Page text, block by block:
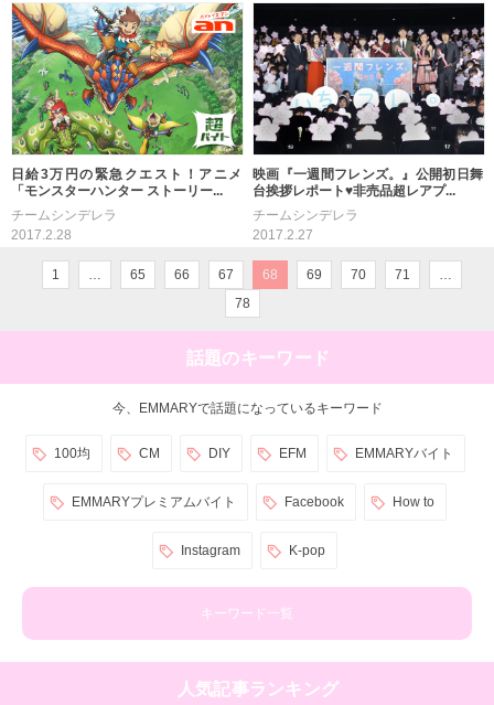
日給3万円の緊急クエスト！アニメ
「モンスターハンター ストーリー...
チームシンデレラ
2017.2.28
映画『一週間フレンズ。』公開初日舞
台挨拶レポート♥非売品超レアプ...
チームシンデレラ
2017.2.27
1 … 65 66 67 68 69 70 71
…
78
話題のキーワード
今、EMMARYで話題になっているキーワード
100均 CM DIY EFM EMMARYバイト
EMMARYプレミアムバイト Facebook How to
Instagram K-pop
キーワード一覧
人気記事ランキング